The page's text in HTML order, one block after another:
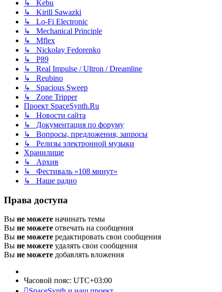
↳ Kebu
↳ Kirill Sawazki
↳ Lo-Fi Electronic
↳ Mechanical Principle
↳ Mflex
↳ Nickolay Fedorenko
↳ P89
↳ Real Impulse / Ultron / Dreamline
↳ Reubino
↳ Spacious Sweep
↳ Zone Tripper
Проект SpaceSynth.Ru
↳ Новости сайта
↳ Документация по форуму
↳ Вопросы, предложения, запросы
↳ Релизы электронной музыки
Хранилище
↳ Архив
↳ Фестиваль «108 минут»
↳ Наше радио
Права доступа
Вы не можете начинать темы
Вы не можете отвечать на сообщения
Вы не можете редактировать свои сообщения
Вы не можете удалять свои сообщения
Вы не можете добавлять вложения
Часовой пояс: UTC+03:00